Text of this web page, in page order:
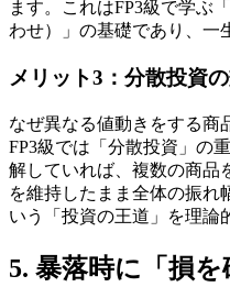
ます。これはFP3級で学ぶ
わせ）」の基礎であり、一
メリット3：分散投資
なぜ異なる値動きをする商
FP3級では「分散投資」の
解していれば、複数の商品
を維持したまま全体の振れ
いう「投資の王道」を理論
5. 暴落時に「損